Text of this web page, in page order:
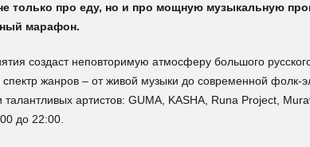
только про еду, но и про мощную музыкальную
марафон.
создаст неповторимую атмосферу большого
жанров – от живой музыки до современной фолк-
талантливых артистов: GUMA, KASHA, Runa Project,
до 22:00.